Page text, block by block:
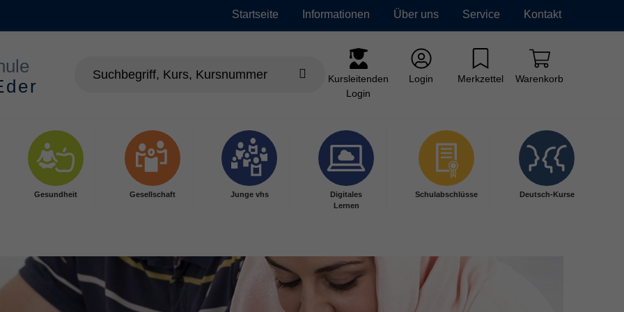
Startseite Informationen Über uns Service Kontakt
Kursleitenden
Login
Login Merkzettel Warenkorb
Gesundheit Gesellschaft Junge vhs
Digitales
Lernen
Schulabschlüsse Deutsch-Kurse